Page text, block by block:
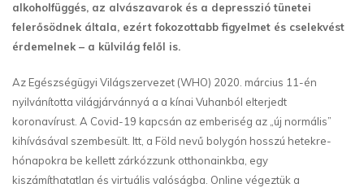
alkoholfüggés, az alvászavarok és a depresszió tünetei
felerősödnek általa, ezért fokozottabb figyelmet és cselekvést
érdemelnek – a külvilág felől is.
Az Egészségügyi Világszervezet (WHO) 2020. március 11-én
nyilvánította világjárvánnyá a a kínai Vuhanból elterjedt
koronavírust. A Covid-19 kapcsán az emberiség az „új normális”
kihívásával szembesült. Itt, a Föld nevű bolygón hosszú hetekre-
hónapokra be kellett zárkózzunk otthonainkba, egy
kiszámíthatatlan és virtuális valóságba. Online végeztük a